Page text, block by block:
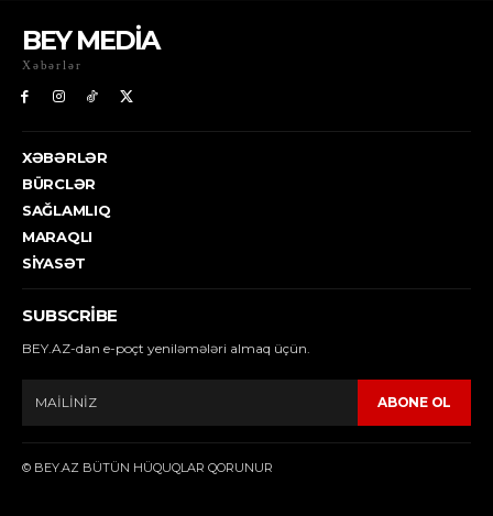
BEY MEDİA
Xəbərlər
XƏBƏRLƏR
BÜRCLƏR
SAĞLAMLIQ
MARAQLI
SIYASƏT
SUBSCRIBE
BEY.AZ-dan e-poçt yeniləmələri almaq üçün.
ABONE OL
© BEY.AZ BÜTÜN HÜQUQLAR QORUNUR